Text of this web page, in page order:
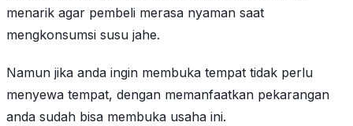
menarik agar pembeli merasa nyaman saat
mengkonsumsi susu jahe.
Namun jika anda ingin membuka tempat tidak perlu
menyewa tempat, dengan memanfaatkan pekarangan
anda sudah bisa membuka usaha ini.